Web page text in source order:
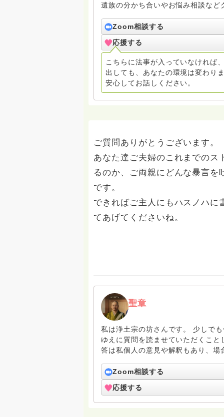
遺族の分かち合いやお悩み相談など
Zoom相談する
応援する
こちらに法事が入っていなければ
出しても、あなたの環境は変わり
安心してお話しください。
ご質問ありがとうございます。
あなた達ご夫婦のこれまでのス
るのか、ご両親にどんな暴言を
です。
できればご主人にもハスノハに
てあげてくださいね。
聖章
私は浄土宗の坊さんです。 少しで
ゆえに質問を読ませていただくこ
答は私個人の意見や解釈もあり、場
いうことをご了承ください。 また
でどなたでも気兼ねなくご利用く
掌 南無阿弥陀仏
Zoom相談する
応援する